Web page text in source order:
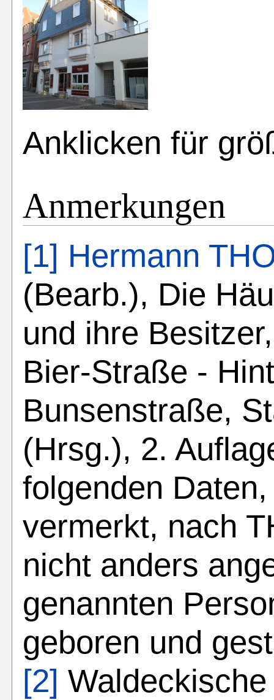
Anklicken für
Anmerkungen
[1] Hermann
(Bearb.), Die
und ihre
Bier-Straße -
Bunsenstraße,
(Hrsg.), 2.
folgenden
vermerkt, nach
nicht anders
genannten
geboren und
[2]